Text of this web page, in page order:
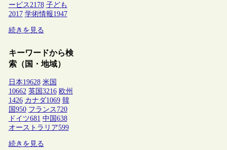
ービス 2178 子ども
2017 学術情報1947
続きを見る
キーワードから検
索（国・地域）
日本19628 米国
10662 英国 3216 欧州
1426 カナダ1069 韓
国 950 フランス 720
ドイツ681 中国 638
オーストラリア599
続きを見る